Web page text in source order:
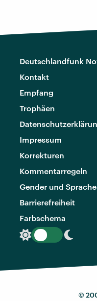
Deutschlandfunk
Kontakt
Empfang
Trophäen
Impressum
Korrekturen
Kommentarregeln
Gender und Sprache
Barrierefreiheit
Farbschema
©